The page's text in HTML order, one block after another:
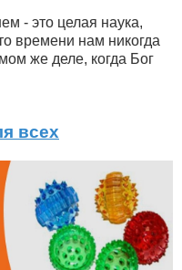
- это целая наука,
времени нам никогда
же деле, когда Бог
всех